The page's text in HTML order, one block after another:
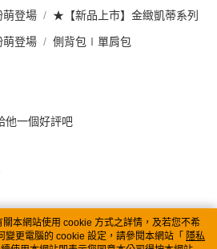
登場 ★【新品上市】金緻凱蒂系列
登場 側背包∣單肩包
他一個好評吧
本網站使用 cookie 方式之詳情，及若您不希
變更電腦的 cookie 設定，請參閱本網站「 隱私